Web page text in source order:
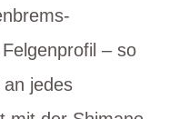
– so
jedes